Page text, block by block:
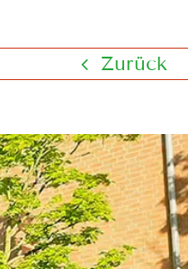
Zurück